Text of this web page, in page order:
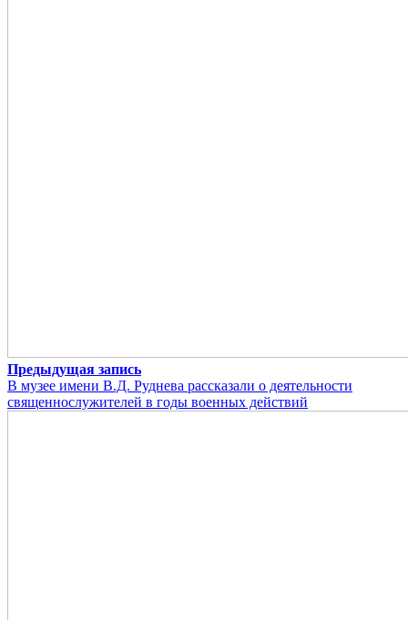
Предыдущая запись
В музее имени В.Д. Руднева рассказали о деятельности
священнослужителей в годы военных действий